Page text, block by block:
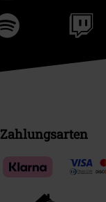
Zahlungsarten